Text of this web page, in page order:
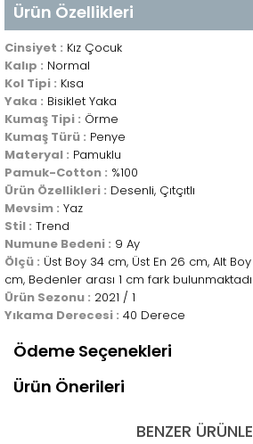
Ürün Özellikleri
Cinsiyet : Kız Çocuk
Kalıp : Normal
Kol Tipi : Kısa
Yaka : Bisiklet Yaka
Kumaş Tipi : Örme
Kumaş Türü : Penye
Materyal : Pamuklu
Pamuk-Cotton : %100
Ürün Özellikleri : Desenli, Çıtçıtlı
Mevsim : Yaz
Stil : Trend
Numune Bedeni : 9 Ay
Ölçü : Üst Boy 34 cm, Üst En 26 cm, Alt
cm, Bedenler arası 1 cm fark
Ürün Sezonu : 2021 / 1
Yıkama Derecesi : 40 Derece
Ödeme Seçenekleri
Ürün Önerileri
BENZER